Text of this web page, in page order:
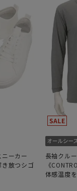
ーカー
放つシゴ
長袖クル
《
体感温度